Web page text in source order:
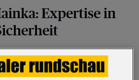
Expertise in
sind eigentlich die
die man täglich
Mainka, neuer Professor an der